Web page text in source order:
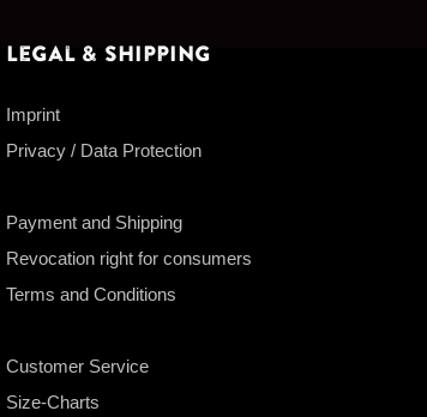
Legal & Shipping
Imprint
Privacy / Data Protection
Payment and Shipping
Revocation right for consumers
Terms and Conditions
Customer Service
Size-Charts